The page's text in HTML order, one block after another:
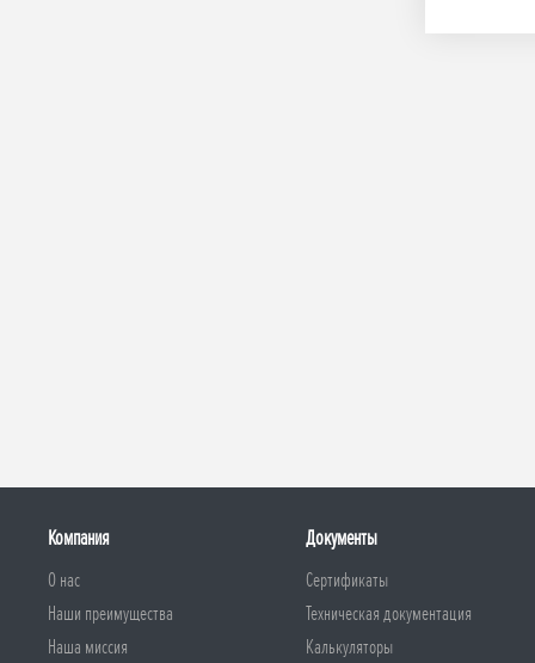
Компания
О нас
Наши преимущества
Наша миссия
Документы
Сертификаты
Техническая документация
Калькуляторы